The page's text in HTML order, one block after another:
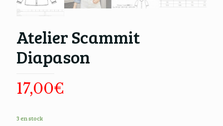
Atelier Scammit
Diapason
17,00€
3 en stock